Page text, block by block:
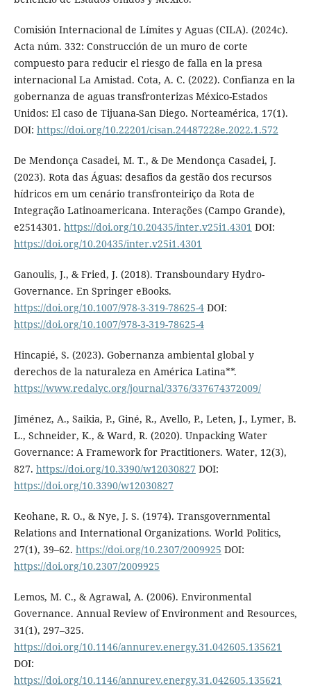
Comisión Internacional de Límites y Aguas (CILA). (2024c).
Acta núm. 332: Construcción de un muro de corte
compuesto para reducir el riesgo de falla en la presa
internacional La Amistad. Cota, A. C. (2022). Confianza en la
gobernanza de aguas transfronterizas México-Estados
Unidos: El caso de Tijuana-San Diego. Norteamérica, 17(1).
DOI: https://doi.org/10.22201/cisan.24487228e.2022.1.572
De Mendonça Casadei, M. T., & De Mendonça Casadei, J.
(2023). Rota das Águas: desafios da gestão dos recursos
hídricos em um cenário transfronteiriço da Rota de
Integração Latinoamericana. Interações (Campo Grande),
e2514301. https://doi.org/10.20435/inter.v25i1.4301 DOI:
https://doi.org/10.20435/inter.v25i1.4301
Ganoulis, J., & Fried, J. (2018). Transboundary Hydro-
Governance. En Springer eBooks.
https://doi.org/10.1007/978-3-319-78625-4DOI:
https://doi.org/10.1007/978-3-319-78625-4
Hincapié, S. (2023). Gobernanza ambiental global y
derechos de la naturaleza en América Latina**.
https://www.redalyc.org/journal/3376/337674372009/
Jiménez, A., Saikia, P., Giné, R., Avello, P., Leten, J., Lymer, B.
L., Schneider, K., & Ward, R. (2020). Unpacking Water
Governance: A Framework for Practitioners. Water, 12(3),
827. https://doi.org/10.3390/w12030827 DOI:
https://doi.org/10.3390/w12030827
Keohane, R. O., & Nye, J. S. (1974). Transgovernmental
Relations and International Organizations. World Politics,
27(1), 39–62. https://doi.org/10.2307/2009925 DOI:
https://doi.org/10.2307/2009925
Lemos, M. C., & Agrawal, A. (2006). Environmental
Governance. Annual Review of Environment and Resources,
31(1), 297–325.
https://doi.org/10.1146/annurev.energy.31.042605.135621
DOI:
https://doi.org/10.1146/annurev.energy.31.042605.135621